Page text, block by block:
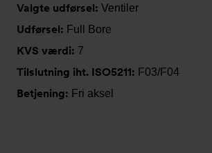
Valgte udførsel: Ventiler
Udførsel: Full Bore
KVS værdi: 7
Tilslutning iht. ISO5211: F03/F04
Betjening: Fri aksel